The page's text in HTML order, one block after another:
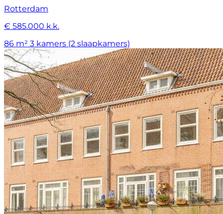
Rotterdam
€ 585.000 k.k.
86 m² 3 kamers (2 slaapkamers)